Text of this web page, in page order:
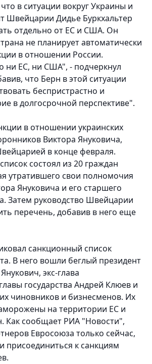
в ситуации вокруг Украины и
Швейцарии Дидье Буркхальтер
отдельно от ЕС и США. Он
не планирует автоматически
в отношении России.
ни ЕС, ни США", - подчеркнул
что Берн в этой ситуации
беспристрастно и
в долгосрочной перспективе".
в отношении украинских
Виктора Януковича,
в конце февраля.
состоял из 20 граждан
утратившего свои полномочия
Януковича и его старшего
Затем руководство Швейцарии
перечень, добавив в него еще
санкционный список
В него вошли беглый президент
экс-глава
государства Андрей Клюев и
чиновников и бизнесменов. Их
на территории ЕС и
Как сообщает РИА "Новости",
Евросоюза только сейчас,
присоединиться к санкциям